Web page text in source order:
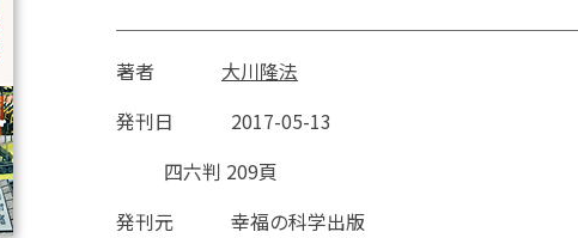
著者
大川隆法
発刊日
2017-05-13
四六判 209頁
発刊元
幸福の科学出版